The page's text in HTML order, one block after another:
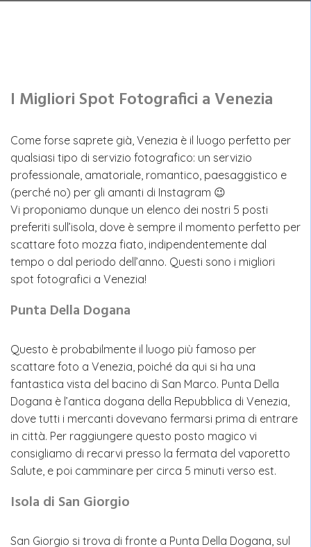
I Migliori Spot Fotografici a Venezia
Come forse saprete già, Venezia è il luogo perfetto per
qualsiasi tipo di servizio fotografico: un servizio
professionale, amatoriale, romantico, paesaggistico e
(perché no) per gli amanti di Instagram 😉
Vi proponiamo dunque un elenco dei nostri 5 posti
preferiti sull’isola, dove è sempre il momento perfetto per
scattare foto mozza fiato, indipendentemente dal
tempo o dal periodo dell’anno. Questi sono i migliori
spot fotografici a Venezia!
Punta Della Dogana
Questo è probabilmente il luogo più famoso per
scattare foto a Venezia, poiché da qui si ha una
fantastica vista del bacino di San Marco. Punta Della
Dogana è l’antica dogana della Repubblica di Venezia,
dove tutti i mercanti dovevano fermarsi prima di entrare
in città. Per raggiungere questo posto magico vi
consigliamo di recarvi presso la fermata del vaporetto
Salute, e poi camminare per circa 5 minuti verso est.
Isola di San Giorgio
San Giorgio si trova di fronte a Punta Della Dogana, sul